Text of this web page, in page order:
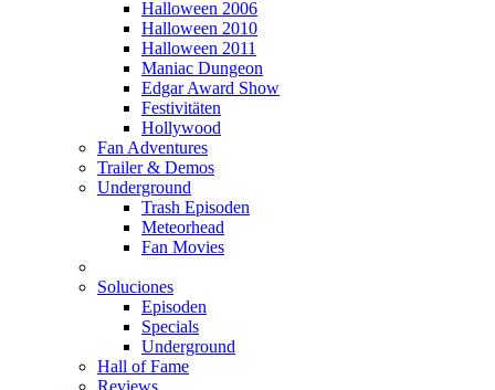
Halloween 2006
Halloween 2010
Halloween 2011
Maniac Dungeon
Edgar Award Show
Festivitäten
Hollywood
Fan Adventures
Trailer & Demos
Underground
Trash Episoden
Meteorhead
Fan Movies
Soluciones
Episoden
Specials
Underground
Hall of Fame
Reviews